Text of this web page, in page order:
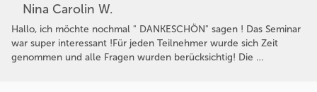
Nina Carolin W.
Hallo, ich möchte nochmal " DANKESCHÖN" sagen ! Das Seminar
war super interessant !Für jeden Teilnehmer wurde sich Zeit
genommen und alle Fragen wurden berücksichtig! Die …